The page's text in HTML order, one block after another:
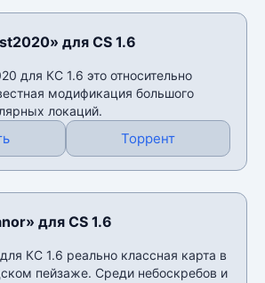
для CS 1.6
для КС 1.6 это относительно
модификация большого
локаций.
Торрент
для CS 1.6
КС 1.6 реально классная карта в
пейзаже. Среди небоскребов и